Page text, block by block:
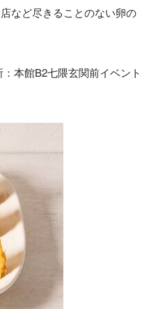
など尽きることのない卵の
本館B2七隈玄関前イベント